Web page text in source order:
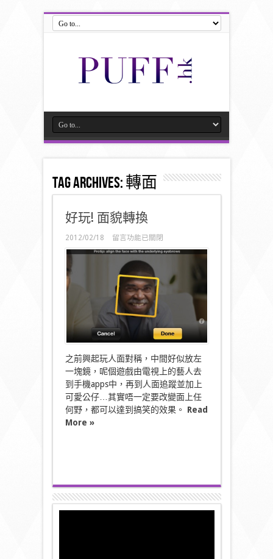
Tag Archives:轉面
好玩! 面貌轉換
2012/02/18
在
〈好
貌
轉
換〉
中
留言功能已關閉
之前興起玩人面對稱，中間好似放左
一塊鏡，呢個遊戲由電視上的藝人去
到手機apps中，再到人面追蹤並加上
可愛公仔…其實唔一定要改變面上任
何野，都可以達到搞笑的效果。 Read
More »